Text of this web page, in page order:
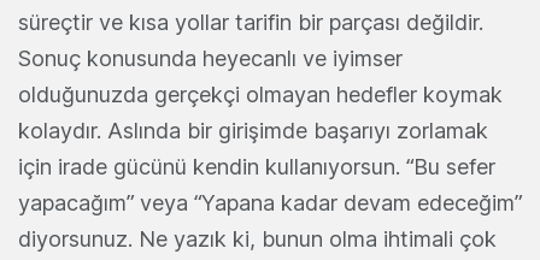
süreçtir ve kısa yollar tarifin bir parçası değildir.
Sonuç konusunda heyecanlı ve iyimser
olduğunuzda gerçekçi olmayan hedefler koymak
kolaydır. Aslında bir girişimde başarıyı zorlamak
için irade gücünü kendin kullanıyorsun. “Bu sefer
yapacağım” veya “Yapana kadar devam edeceğim”
diyorsunuz. Ne yazık ki, bunun olma ihtimali çok